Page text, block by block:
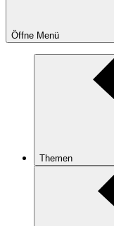
Öffne Menü
Themen